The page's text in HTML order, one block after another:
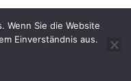
Wenn Sie die Website
Einverständnis aus.